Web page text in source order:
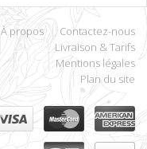
À propos
Contactez-nous
Livraison & Tarifs
Mentions légales
Plan du site